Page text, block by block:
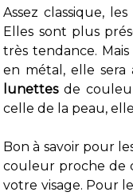
Assez classique, les
Elles sont plus
très tendance. Mais
en métal, elle sera
lunettesde
celle de la peau,
Bon à savoir pour
couleur proche de
votre visage. Pour